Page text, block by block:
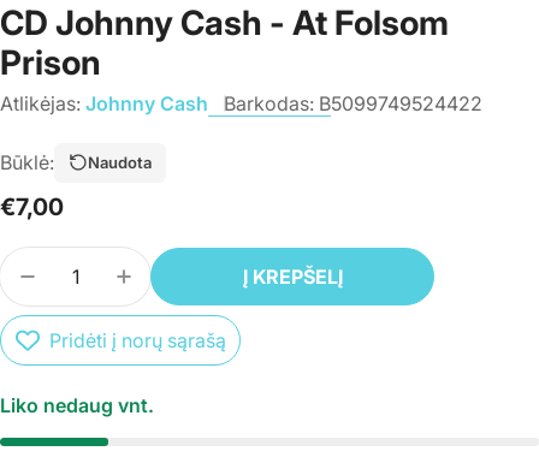
CD Johnny Cash - At Folsom
Prison
Atlikėjas: Johnny Cash Barkodas: B5099749524422
Būklė: Naudota
Įprasta
€7,00
Kiekis
SUMAŽINTI PREKĖS CD JOHNNY CASH - AT
PADIDINTI PREKĖS CD JOHNNY CASH
Į KREPŠELĮ
Pridėti į norų sąrašą
Liko nedaug vnt.